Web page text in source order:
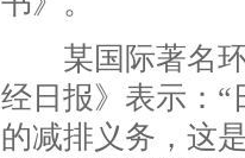
某国际著名环
经日报》表示：
的减排义务，这